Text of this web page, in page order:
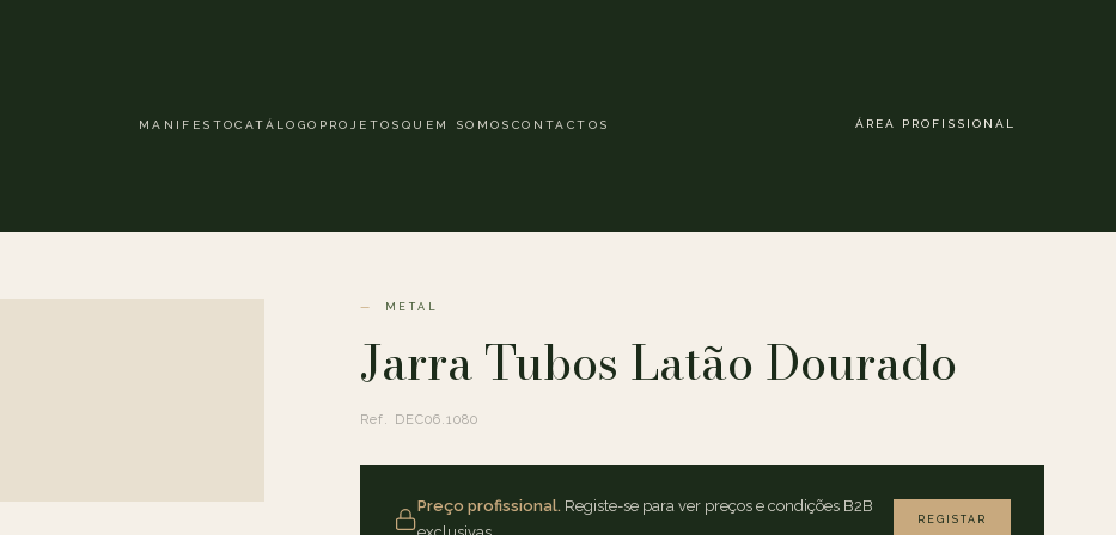
MANIFESTOCATÁLOGO PROJETOS QUEM SOMOS CONTACTOS ÁREA PROFISSIONAL
METAL
Jarra Tubos Latão Dourado
Ref. DEC06.1080
Preço profissional. Registe-se para ver preços e condições B2B
REGISTAR